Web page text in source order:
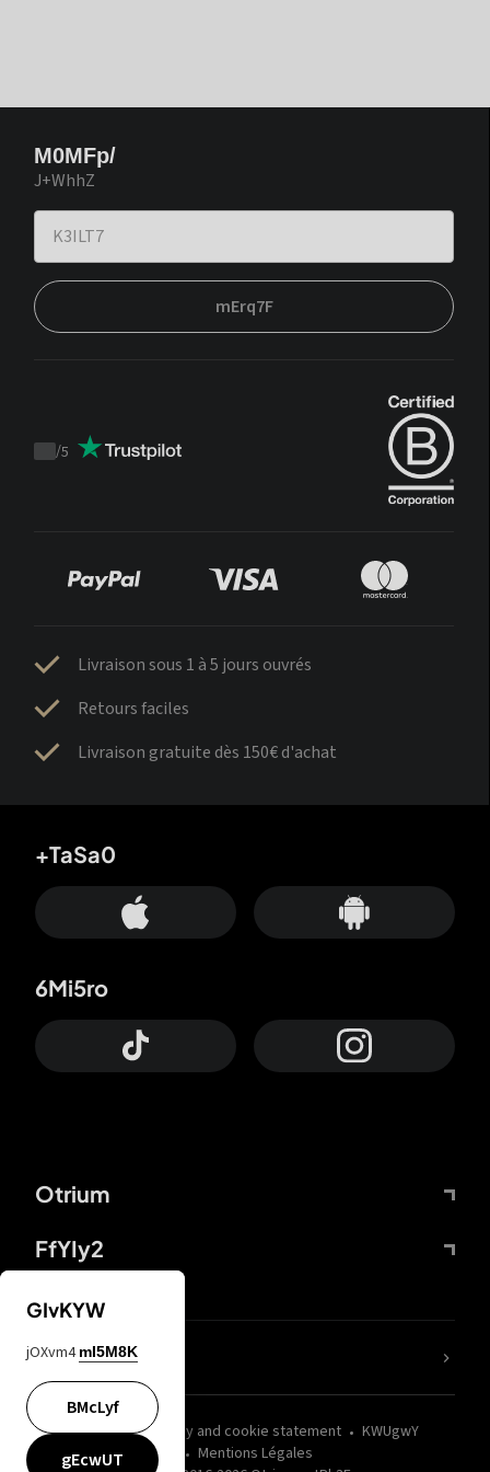
M0MFp/
J+WhhZ
mErq7F
Trustpilot
/5
Livraison sous 1 à 5 jours ouvrés
Retours faciles
Livraison gratuite dès 150€ d'achat
Otrium
FfYIy2
+TaSa0
6Mi5ro
wZQPfd Privacy and cookie statement
KWUgwY
Mentions Légales
nLC6tu
GIvKYW
jOXvm4 mI5M8K
BMcLyf
gEcwUT